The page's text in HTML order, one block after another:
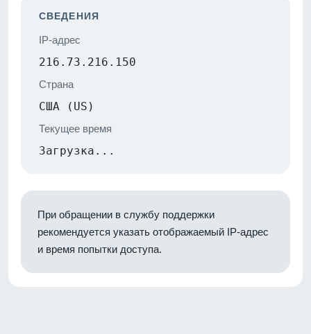
СВЕДЕНИЯ
IP-адрес
216.73.216.150
Страна
США (US)
Текущее время
Загрузка...
При обращении в службу поддержки
рекомендуется указать отображаемый IP-адрес
и время попытки доступа.